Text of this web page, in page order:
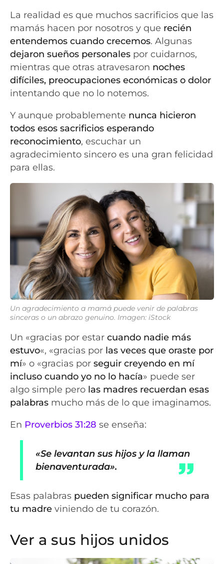
La realidad es que muchos sacrificios que las
mamás hacen por nosotros y que recién
entendemos cuando crecemos. Algunas
dejaron sueños personales por cuidarnos,
mientras que otras atravesaron noches
difíciles, preocupaciones económicas o dolor
intentando que no lo notemos.
Y aunque probablemente nunca hicieron
todos esos sacrificios esperando
reconocimiento, escuchar un
agradecimiento sincero es una gran felicidad
para ellas.
Un agradecimiento a mamá puede venir de palabras
sinceras o un abrazo genuino. Imagen: iStock
Un «gracias por estar cuando nadie más
estuvo«, «gracias por las veces que oraste por
mí» o «gracias por seguir creyendo en mí
incluso cuando yo no lo hacía» puede ser
algo simple pero las madres recuerdan esas
palabras mucho más de lo que imaginamos.
En Proverbios 31:28 se enseña:
«Se levantan sus hijos y la llaman
bienaventurada».
Esas palabras pueden significar mucho para
tu madre viniendo de tu corazón.
Ver a sus hijos unidos